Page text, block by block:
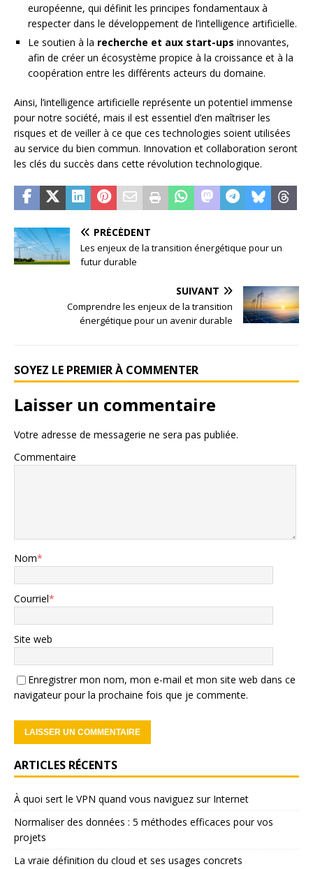
européenne, qui définit les principes fondamentaux à
respecter dans le développement de l’intelligence artificielle.
Le soutien à la recherche et aux start-ups innovantes,
afin de créer un écosystème propice à la croissance et à la
coopération entre les différents acteurs du domaine.
Ainsi, l’intelligence artificielle représente un potentiel immense
pour notre société, mais il est essentiel d’en maîtriser les
risques et de veiller à ce que ces technologies soient utilisées
au service du bien commun. Innovation et collaboration seront
les clés du succès dans cette révolution technologique.
PRÉCÉDENT
Les enjeux de la transition énergétique pour un
futur durable
SUIVANT
Comprendre les enjeux de la transition
énergétique pour un avenir durable
SOYEZ LE PREMIER À COMMENTER
Laisser un commentaire
Votre adresse de messagerie ne sera pas publiée.
Commentaire
Nom*
Courriel*
Site web
Enregistrer mon nom, mon e-mail et mon site web dans ce
navigateur pour la prochaine fois que je commente.
ARTICLES RÉCENTS
À quoi sert le VPN quand vous naviguez sur Internet
Normaliser des données : 5 méthodes efficaces pour vos
projets
La vraie définition du cloud et ses usages concrets